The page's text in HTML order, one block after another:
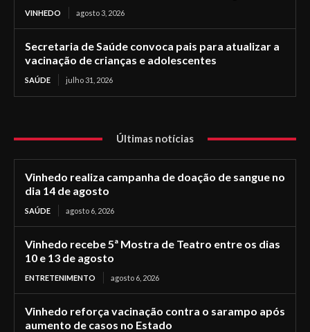
VINHEDO agosto 3, 2026
Secretaria de Saúde convoca pais para atualizar a
vacinação de crianças e adolescentes
SAÚDE julho 31, 2026
Últimas notícias
Vinhedo realiza campanha de doação de sangue no
dia 14 de agosto
SAÚDE agosto 6, 2026
Vinhedo recebe 5ª Mostra de Teatro entre os dias
10 e 13 de agosto
ENTRETENIMENTO agosto 6, 2026
Vinhedo reforça vacinação contra o sarampo após
aumento de casos no Estado